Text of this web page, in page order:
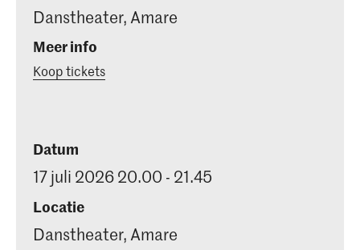
Danstheater, Amare
Meer info
Koop tickets
Datum
17 juli 2026 20.00 - 21.45
Locatie
Danstheater, Amare